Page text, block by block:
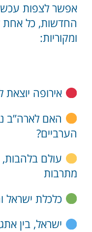
אפשר לצפות
החדשות, כל אחת
ומקוריות:
אירופה
האם לארה”ב
הערביים?
עולם
מתרבות
כלכלת ישראל
ישראל, בין